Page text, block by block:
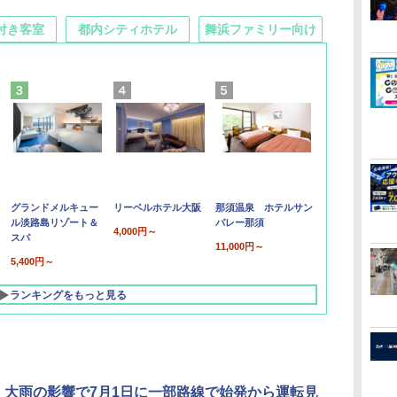
グランドメルキュー
ル淡路島リゾート＆
スパ
5,400円～
リーベルホテル大阪
4,000円～
那須温泉 ホテルサン
バレー那須
11,000円～
ランキングをもっと見る
き客室 都内シティホテル 舞浜ファミリー向け
雨の影響で7月1日に一部路線で始発から運転見